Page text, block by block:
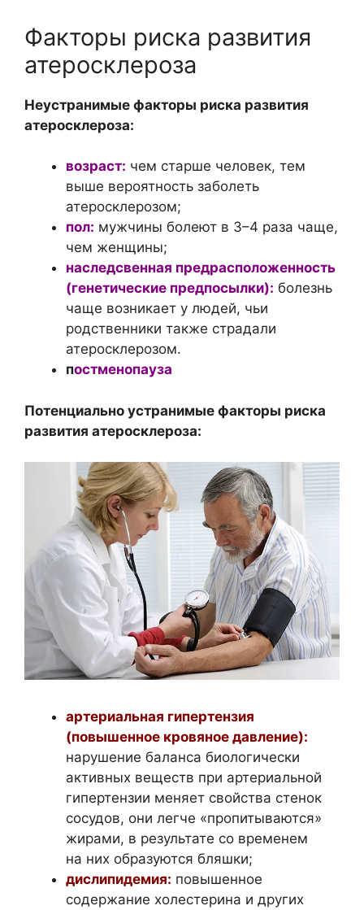
Факторы риска развития
атеросклероза
Неустранимые факторы риска развития
атеросклероза:
возраст: чем старше человек, тем
выше вероятность заболеть
атеросклерозом;
пол: мужчины болеют в 3–4 раза чаще,
чем женщины;
наследсвенная предрасположенность
(генетические предпосылки): болезнь
чаще возникает у людей, чьи
родственники также страдали
атеросклерозом.
постменопауза
Потенциально устранимые факторы риска
развития атеросклероза:
артериальная гипертензия
(повышенное кровяное давление):
нарушение баланса биологически
активных веществ при артериальной
гипертензии меняет свойства стенок
сосудов, они легче «пропитываются»
жирами, в результате со временем
на них образуются бляшки;
дислипидемия: повышенное
содержание холестерина и других